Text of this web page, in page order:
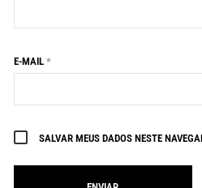
E-MAIL *
SALVAR MEUS DADOS NESTE